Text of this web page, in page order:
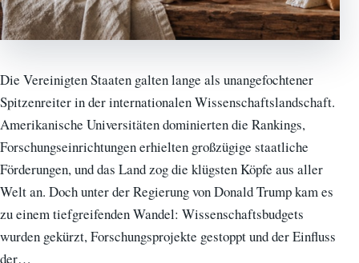
Die Vereinigten Staaten galten lange als unangefochtener
Spitzenreiter in der internationalen Wissenschaftslandschaft.
Amerikanische Universitäten dominierten die Rankings,
Forschungseinrichtungen erhielten großzügige staatliche
Förderungen, und das Land zog die klügsten Köpfe aus aller
Welt an. Doch unter der Regierung von Donald Trump kam es
zu einem tiefgreifenden Wandel: Wissenschaftsbudgets
wurden gekürzt, Forschungsprojekte gestoppt und der Einfluss
der…